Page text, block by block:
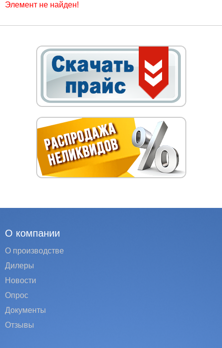
Элемент не найден!
О компании
О производстве
Дилеры
Новости
Опрос
Документы
Отзывы